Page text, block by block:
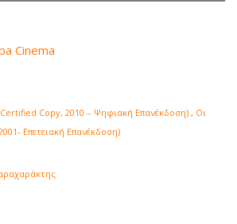
Cinema
Copy, 2010 – Ψηφιακή Επανέκδοση) , Οι
Επετειακή Επανέκδοση)